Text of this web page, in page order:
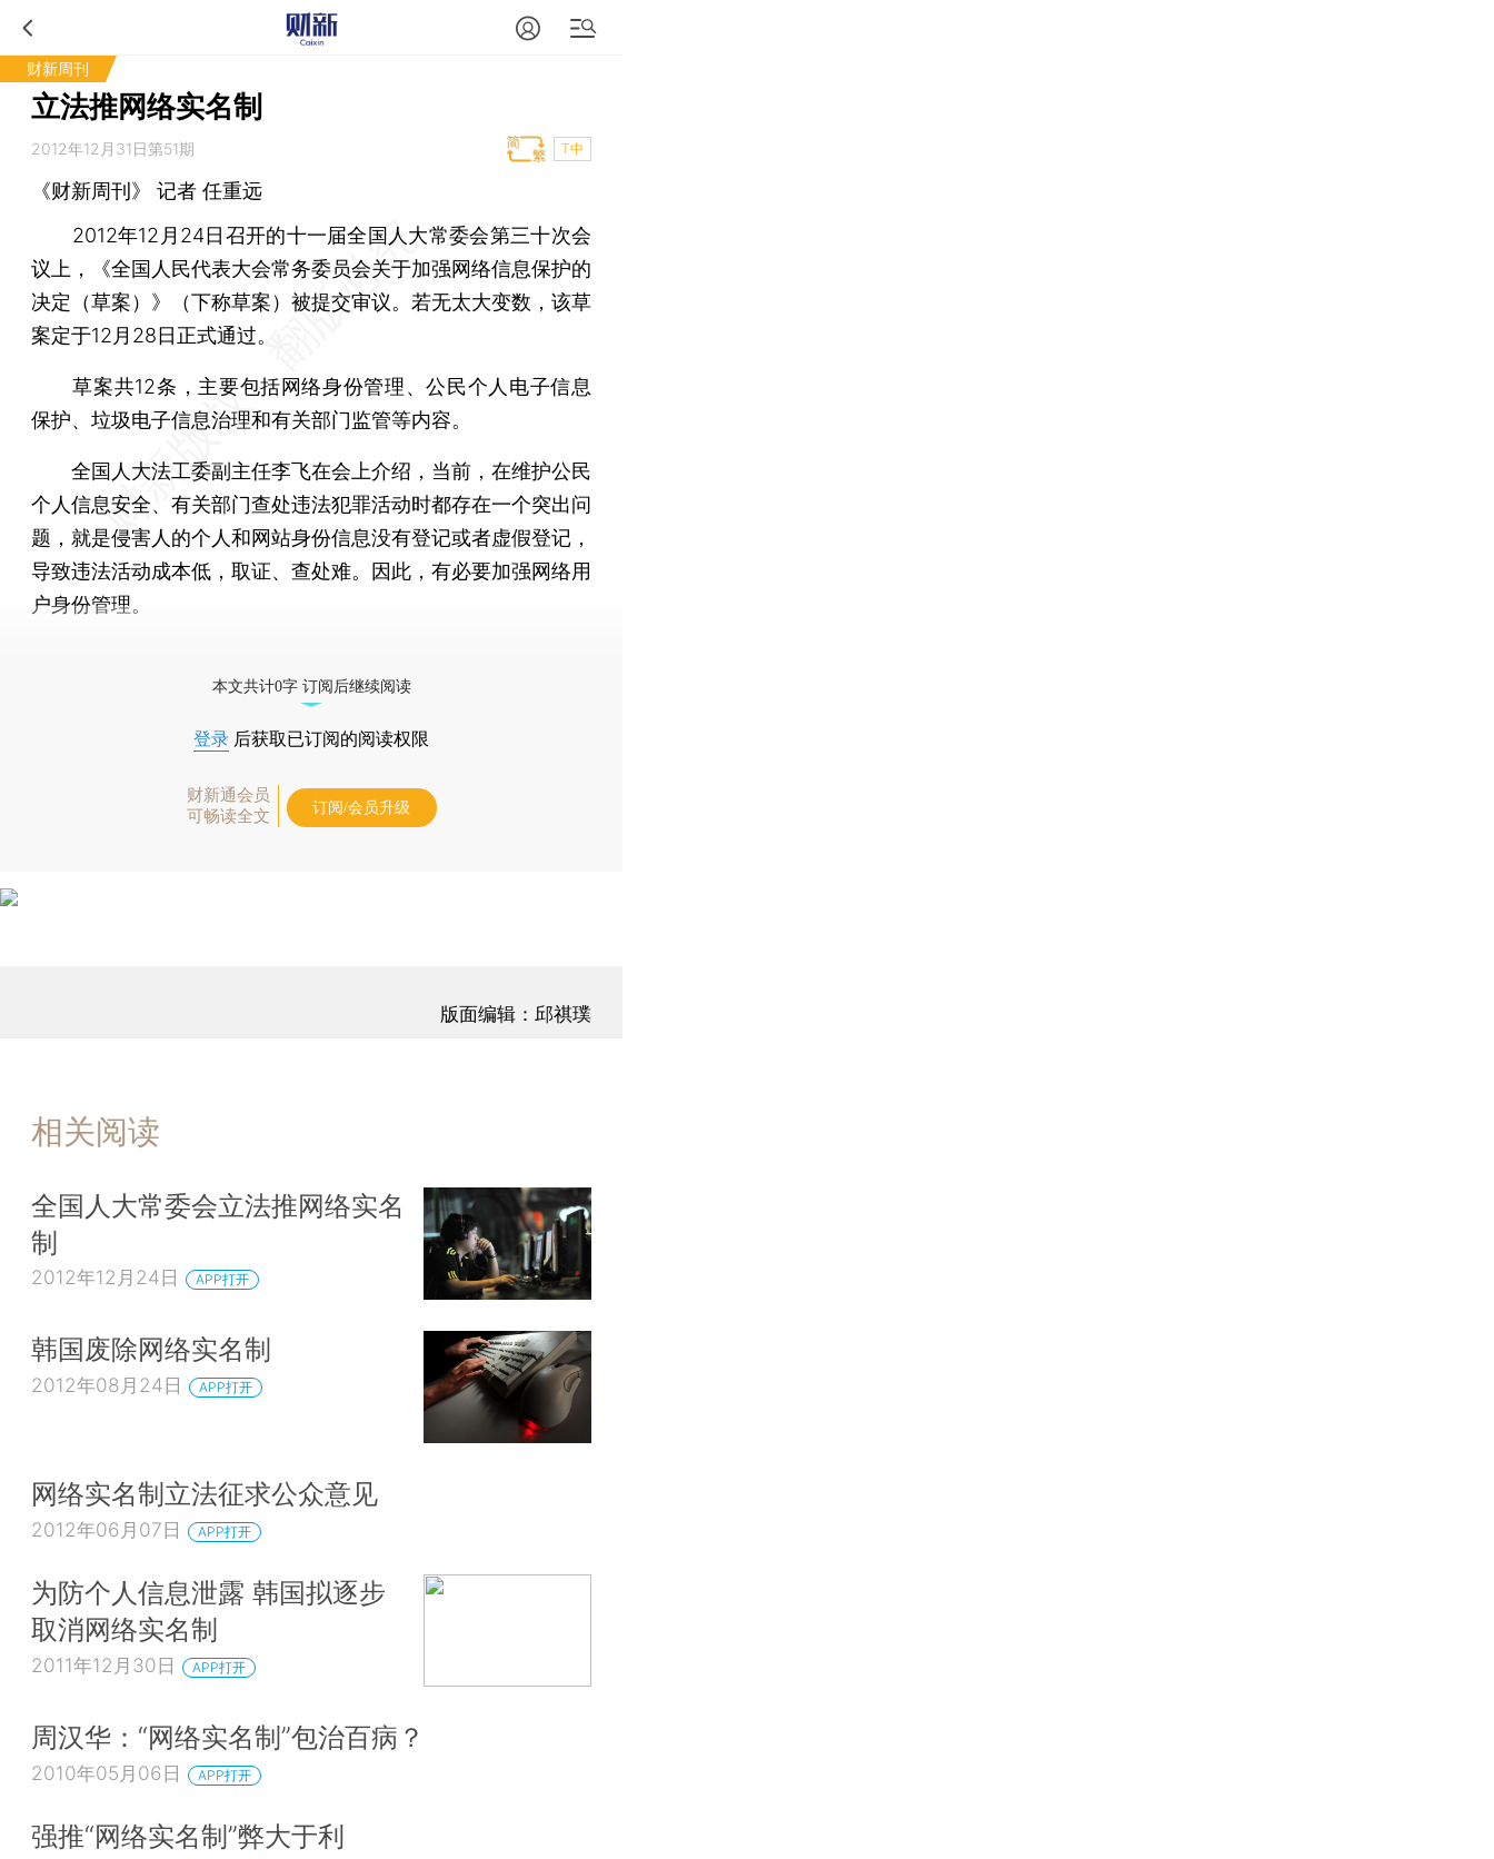
财新周刊
立法推网络实名制
2012年12月31日第51期 T中
《财新周刊》 记者 任重远
2012年12月24日召开的十一届全国人大常委会第三十次会
议上，《全国人民代表大会常务委员会关于加强网络信息保护的
决定（草案）》（下称草案）被提交审议。若无太大变数，该草
案定于12月28日正式通过。
草案共12条，主要包括网络身份管理、公民个人电子信息
保护、垃圾电子信息治理和有关部门监管等内容。
全国人大法工委副主任李飞在会上介绍，当前，在维护公民
个人信息安全、有关部门查处违法犯罪活动时都存在一个突出问
题，就是侵害人的个人和网站身份信息没有登记或者虚假登记，
导致违法活动成本低，取证、查处难。因此，有必要加强网络用
户身份管理。
本文共计0字 订阅后继续阅读
登录 后获取已订阅的阅读权限
财新通会员
可畅读全文
订阅/会员升级
版面编辑：邱祺璞
相关阅读
全国人大常委会立法推网络实名
制
2012年12月24日 APP打开
韩国废除网络实名制
2012年08月24日 APP打开
网络实名制立法征求公众意见
2012年06月07日 APP打开
为防个人信息泄露 韩国拟逐步
取消网络实名制
2011年12月30日 APP打开
周汉华：“网络实名制”包治百病？
2010年05月06日 APP打开
强推“网络实名制”弊大于利